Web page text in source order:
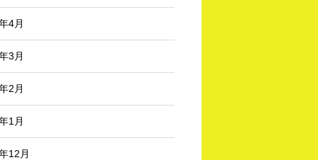
4月
3月
2月
1月
12月